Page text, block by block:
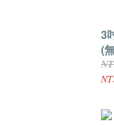
3
(
研